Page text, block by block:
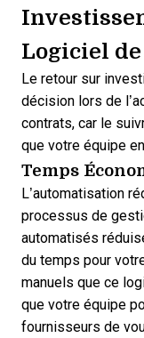
Logiciel
Le retour sur
décision lors de
contrats, car le
que votre équipe
Temps
L’automatisation
processus de
automatisés
du temps pour
manuels que ce
que votre équipe
fournisseurs de